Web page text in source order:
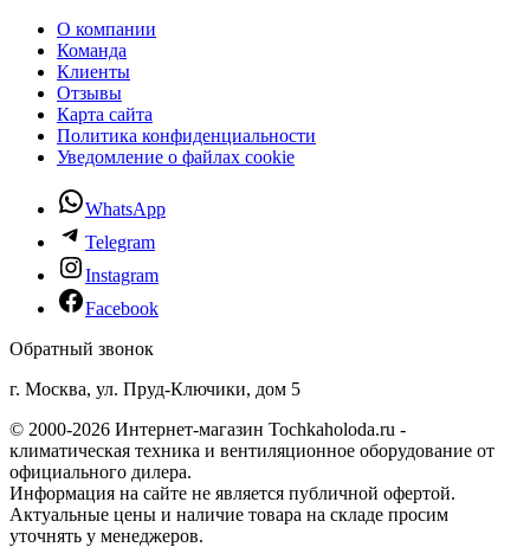
О компании
Команда
Клиенты
Отзывы
Карта сайта
Политика конфиденциальности
Уведомление о файлах cookie
WhatsApp
Telegram
Instagram
Facebook
Обратный звонок
г. Москва, ул. Пруд-Ключики, дом 5
© 2000-2026 Интернет-магазин Tochkaholoda.ru -
климатическая техника и вентиляционное оборудование от
официального дилера.
Информация на сайте не является публичной офертой.
Актуальные цены и наличие товара на складе просим
уточнять у менеджеров.